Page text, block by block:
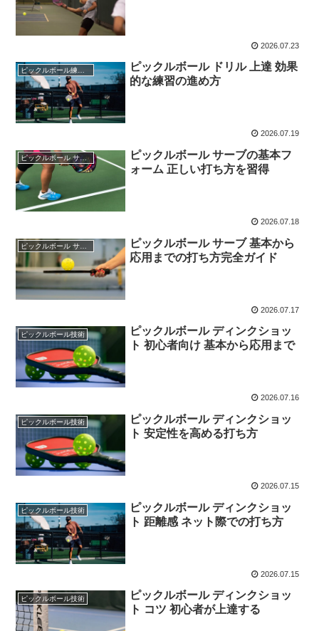
2026.07.23
ピックルボール ドリル 上達 効果
的な練習の進め方
2026.07.19
ピックルボール サーブ
ピックルボール サーブの基本フ
ォーム 正しい打ち方を習得
2026.07.18
ピックルボール サーブ
ピックルボール サーブ 基本から
応用までの打ち方完全ガイド
2026.07.17
ピックルボール技術
ピックルボール ディンクショッ
ト 初心者向け 基本から応用まで
2026.07.16
ピックルボール技術
ピックルボール ディンクショッ
ト 安定性を高める打ち方
2026.07.15
ピックルボール技術
ピックルボール ディンクショッ
ト 距離感 ネット際での打ち方
2026.07.15
ピックルボール技術
ピックルボール ディンクショッ
ト コツ 初心者が上達する